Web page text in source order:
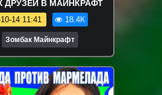
В МАЙНКРАФТ
14 11:41 18.4K
Зомбак Майнкрафт